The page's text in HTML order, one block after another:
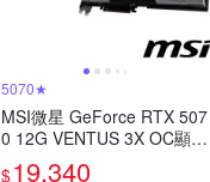
5070★
MSI微星 GeForce RTX 507
0 12G VENTUS 3X OC顯示
$19,340